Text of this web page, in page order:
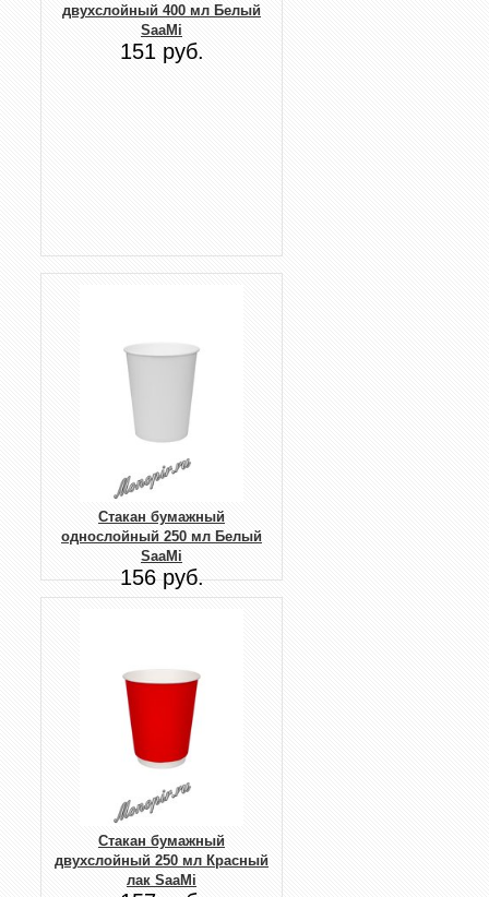
двухслойный 400 мл Белый
SaaMi
151 руб.
Стакан бумажный
однослойный 250 мл Белый
SaaMi
156 руб.
Стакан бумажный
двухслойный 250 мл Красный
лак SaaMi